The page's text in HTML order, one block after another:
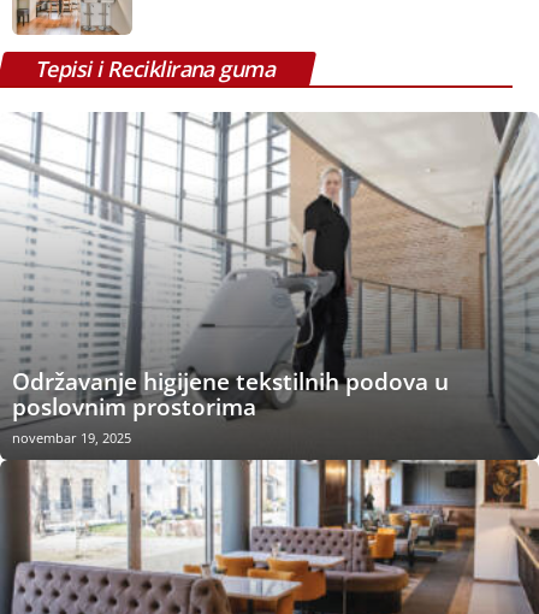
Tepisi i Reciklirana guma
Održavanje higijene tekstilnih podova u
poslovnim prostorima
novembar 19, 2025